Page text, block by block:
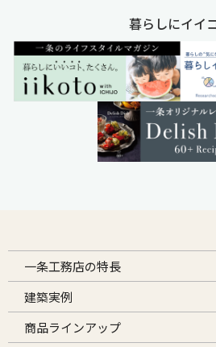
暮らしにイイ
一条工務店の特長
建築実例
商品ラインアップ